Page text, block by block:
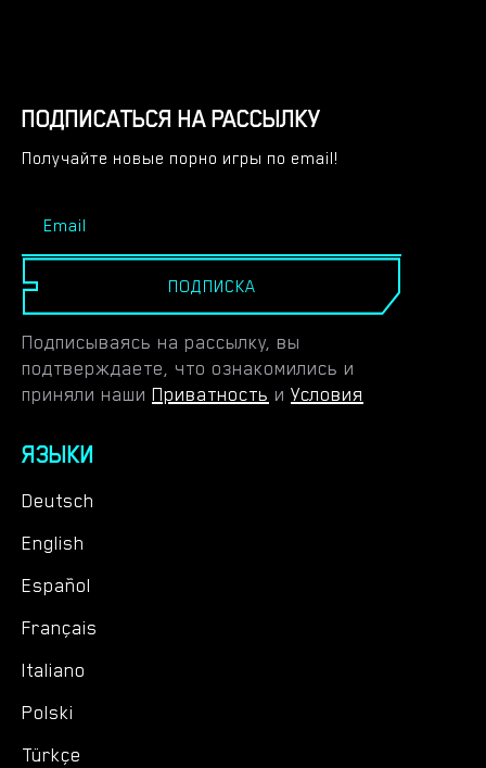
ПОДПИСАТЬСЯ НА РАССЫЛКУ
Получайте новые порно игры по email!
ПОДПИСКА
Подписываясь на рассылку, вы
подтверждаете, что ознакомились и
приняли наши Приватность и Условия
ЯЗЫКИ
Deutsch
English
Español
Français
Italiano
Polski
Türkçe